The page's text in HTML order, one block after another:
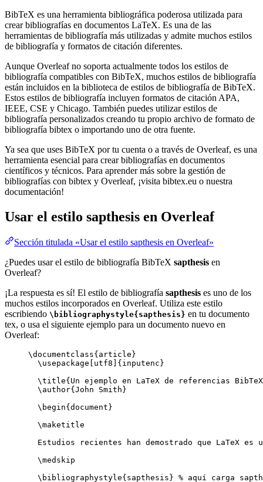
BibTeX es una herramienta bibliográfica poderosa utilizada para
crear bibliografías en documentos LaTeX. Es una de las
herramientas de bibliografía más utilizadas y admite muchos estilos
de bibliografía y formatos de citación diferentes.
Aunque Overleaf no soporta actualmente todos los estilos de
bibliografía compatibles con BibTeX, muchos estilos de bibliografía
están incluidos en la biblioteca de estilos de bibliografía de BibTeX.
Estos estilos de bibliografía incluyen formatos de citación APA,
IEEE, CSE y Chicago. También puedes utilizar estilos de
bibliografía personalizados creando tu propio archivo de formato de
bibliografía bibtex o importando uno de otra fuente.
Ya sea que uses BibTeX por tu cuenta o a través de Overleaf, es una
herramienta esencial para crear bibliografías en documentos
científicos y técnicos. Para aprender más sobre la gestión de
bibliografías con bibtex y Overleaf, ¡visita bibtex.eu o nuestra
documentación!
Usar el estilo sapthesis en Overleaf
Sección titulada «Usar el estilo sapthesis en Overleaf»
¿Puedes usar el estilo de bibliografía BibTeX sapthesis en
Overleaf?
¡La respuesta es sí! El estilo de bibliografía sapthesis es uno de los
muchos estilos incorporados en Overleaf. Utiliza este estilo
escribiendo \bibliographystyle{sapthesis} en tu documento
tex, o usa el siguiente ejemplo para un documento nuevo en
Overleaf:
\documentclass{ article }
\usepackage
utf8 ]{ inputenc }
\title{Un ejemplo en LaTeX de referencias
\author{John Smith}
\begin{ document }
\maketitle
Estudios recientes han demostrado que LaTeX
\medskip
\bibliographystyle{sapthesis} % aquí carga